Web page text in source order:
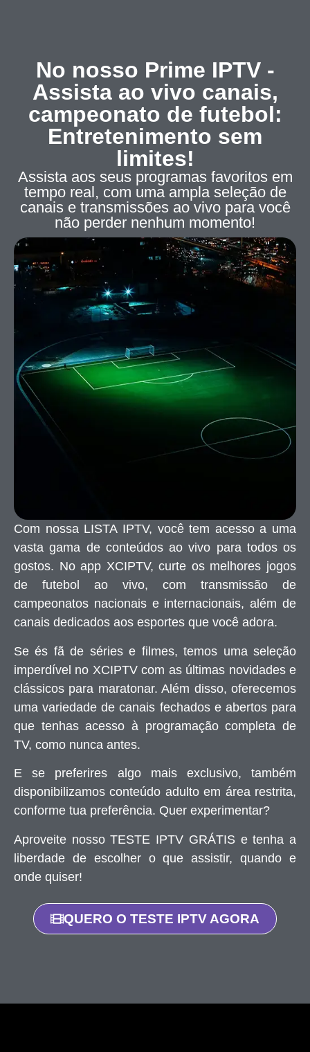
No nosso Prime IPTV -
Assista ao vivo canais,
campeonato de futebol:
Entretenimento sem
limites!
Assista aos seus programas favoritos em
tempo real, com uma ampla seleção de
canais e transmissões ao vivo para você
não perder nenhum momento!
Com nossa LISTA IPTV, você tem acesso a uma
vasta gama de conteúdos ao vivo para todos os
gostos. No app XCIPTV, curte os melhores jogos
de futebol ao vivo, com transmissão de
campeonatos nacionais e internacionais, além de
canais dedicados aos esportes que você adora.
Se és fã de séries e filmes, temos uma seleção
imperdível no XCIPTV com as últimas novidades e
clássicos para maratonar. Além disso, oferecemos
uma variedade de canais fechados e abertos para
que tenhas acesso à programação completa de
TV, como nunca antes.
E se preferires algo mais exclusivo, também
disponibilizamos conteúdo adulto em área restrita,
conforme tua preferência. Quer experimentar?
Aproveite nosso TESTE IPTV GRÁTIS e tenha a
liberdade de escolher o que assistir, quando e
onde quiser!
QUERO O TESTE IPTV AGORA